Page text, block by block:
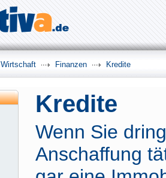
Kredite
Wenn Sie
Anschaffung
Wirtschaft Finanzen Kredite